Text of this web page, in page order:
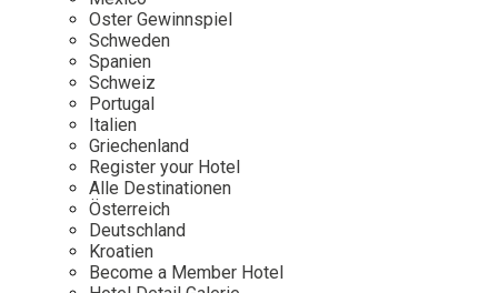
Mexico
Niederlande
Österreich
Portugal
Schweden
Spanien
Schweiz
Persönlichkeiten
Our Story
Career
Kontakt
Impressum
Oster Gewinnspiel
Schweden
Spanien
Schweiz
Portugal
Italien
Griechenland
Register your Hotel
Alle Destinationen
Österreich
Deutschland
Kroatien
Become a Member Hotel